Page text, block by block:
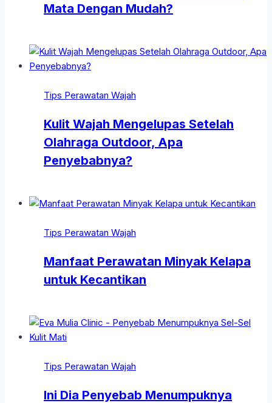
Mata Dengan Mudah?
Tips Perawatan Wajah
Kulit Wajah Mengelupas Setelah
Olahraga Outdoor, Apa
Penyebabnya?
Tips Perawatan Wajah
Manfaat Perawatan Minyak Kelapa
untuk Kecantikan
Tips Perawatan Wajah
Ini Dia Penyebab Menumpuknya